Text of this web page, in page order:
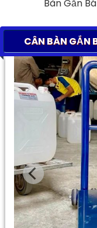
Bàn Gắn
CÂN BÀN GẮN